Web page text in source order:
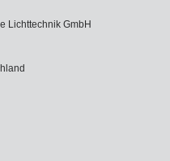
Lichttechnik GmbH